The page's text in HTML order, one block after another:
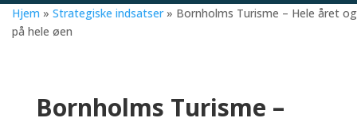
Hjem » Strategiske indsatser» Bornholms Turisme – Hele året og
på hele øen
Bornholms Turisme –